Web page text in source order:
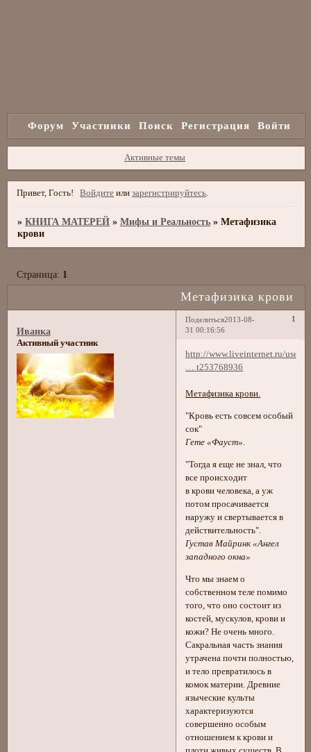
Форум Участники Поиск Регистрация Войти
Активные темы
Привет, Гость! Войдите илизарегистрируйтесь
»КНИГА МАТЕРЕЙ »Мифы и Реальность »Метафизика
крови
Метафизика крови
Страница: 1
Поделиться 1
2013-08-
31 00:16:56
Иванка
Активный участник
http://www.liveinternet.ru/users/
… t253768936
Метафизика крови.
"Кровь есть совсем особый
сок"
Гете «Фауст».
"Тогда я еще не знал, что
все происходит
в крови человека, а уж
потом просачивается
наружу и свертывается в
действительность".
Густав Майринк «Ангел
западного окна»
Что мы знаем о
собственном теле помимо
того, что оно состоит из
костей, мускулов, крови и
кожи? Не очень много.
Сакральная часть знания
утрачена почти полностью,
и тело превратилось в
комок материи. Древние
языческие культы
характеризуются
совершенно особым
отношением к крови и